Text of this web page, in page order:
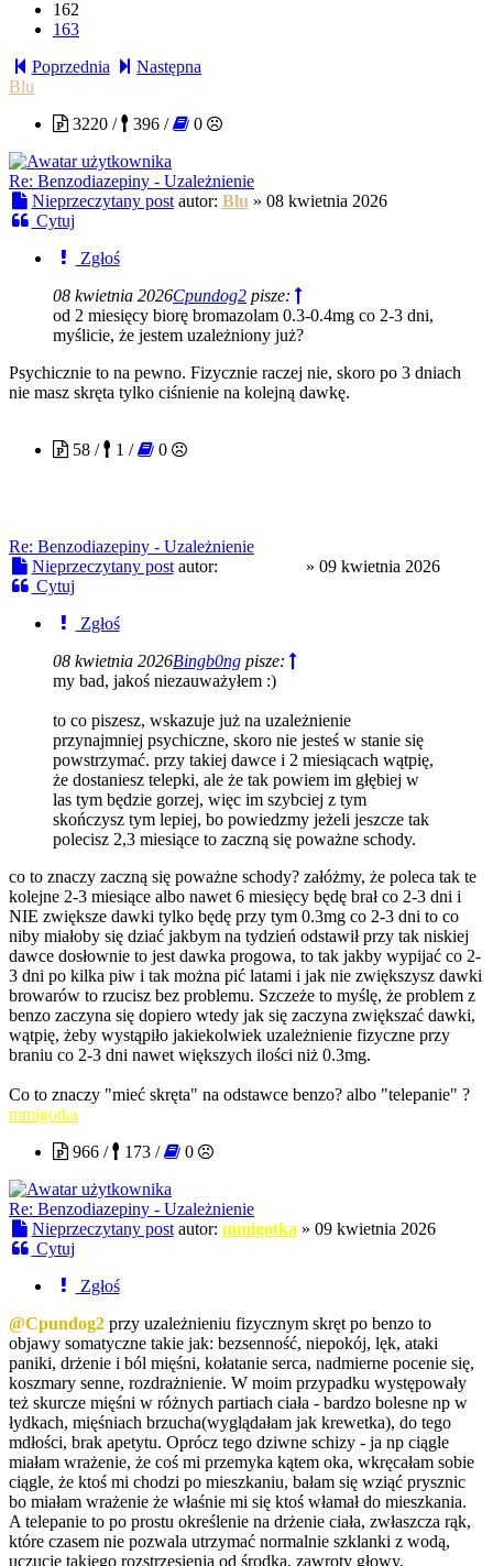
162
163
Poprzednia
Następna
Blu
3220 /
396 / 0
Re: Benzodiazepiny - Uzależnienie
Nieprzeczytany post autor: Blu » 08 kwietnia 2026
Cytuj
Zgłoś
08 kwietnia 2026Cpundog2 pisze:
od 2 miesięcy biorę bromazolam 0.3-0.4mg co 2-3 dni,
myślicie, że jestem uzależniony już?
Psychicznie to na pewno. Fizycznie raczej nie, skoro po 3 dniach
nie masz skręta tylko ciśnienie na kolejną dawkę.
58 /
1 / 0
Re: Benzodiazepiny - Uzależnienie
Nieprzeczytany post autor: » 09 kwietnia 2026
Cytuj
Zgłoś
08 kwietnia 2026Bingb0ng pisze:
my bad, jakoś niezauważyłem :)
to co piszesz, wskazuje już na uzależnienie
przynajmniej psychiczne, skoro nie jesteś w stanie się
powstrzymać. przy takiej dawce i 2 miesiącach wątpię,
że dostaniesz telepki, ale że tak powiem im głębiej w
las tym będzie gorzej, więc im szybciej z tym
skończysz tym lepiej, bo powiedzmy jeżeli jeszcze tak
polecisz 2,3 miesiące to zaczną się poważne schody.
co to znaczy zaczną się poważne schody? załóżmy, że poleca tak te
kolejne 2-3 miesiące albo nawet 6 miesięcy będę brał co 2-3 dni i
NIE zwiększe dawki tylko będę przy tym 0.3mg co 2-3 dni to co
niby miałoby się dziać jakbym na tydzień odstawił przy tak niskiej
dawce dosłownie to jest dawka progowa, to tak jakby wypijać co 2-
3 dni po kilka piw i tak można pić latami i jak nie zwiększysz dawki
browarów to rzucisz bez problemu. Szczeże to myślę, że problem z
benzo zaczyna się dopiero wtedy jak się zaczyna zwiększać dawki,
wątpię, żeby wystąpiło jakiekolwiek uzależnienie fizyczne przy
braniu co 2-3 dni nawet większych ilości niż 0.3mg.
Co to znaczy "mieć skręta" na odstawce benzo? albo "telepanie" ?
mmigotka
966 /
173 / 0
Re: Benzodiazepiny - Uzależnienie
Nieprzeczytany post autor: mmigotka » 09 kwietnia 2026
Cytuj
Zgłoś
@Cpundog2 przy uzależnieniu fizycznym skręt po benzo to
objawy somatyczne takie jak: bezsenność, niepokój, lęk, ataki
paniki, drżenie i ból mięśni, kołatanie serca, nadmierne pocenie się,
koszmary senne, rozdrażnienie. W moim przypadku występowały
też skurcze mięśni w różnych partiach ciała - bardzo bolesne np w
łydkach, mięśniach brzucha(wyglądałam jak krewetka), do tego
mdłości, brak apetytu. Oprócz tego dziwne schizy - ja np ciągle
miałam wrażenie, że coś mi przemyka kątem oka, wkręcałam sobie
ciągle, że ktoś mi chodzi po mieszkaniu, bałam się wziąć prysznic
bo miałam wrażenie że właśnie mi się ktoś włamał do mieszkania.
A telepanie to po prostu określenie na drżenie ciała, zwłaszcza rąk,
które czasem nie pozwala utrzymać normalnie szklanki z wodą,
uczucie takiego rozstrzęsienia od środka, zawroty głowy,